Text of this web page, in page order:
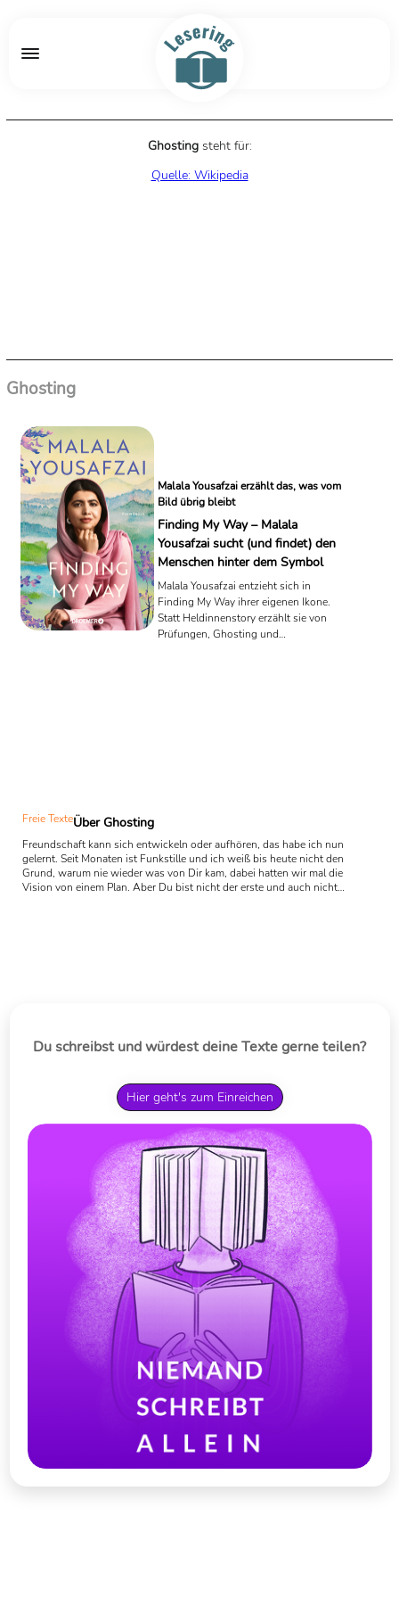
Ghostingsteht für:
Quelle: Wikipedia
Ghosting
Malala Yousafzai erzählt das, was vom
Bild übrig bleibt
Finding My Way – Malala
Yousafzai sucht (und findet) den
Menschen hinter dem Symbol
Malala Yousafzai entzieht sich in
Finding My Way ihrer eigenen Ikone.
Statt Heldinnenstory erzählt sie von
Prüfungen, Ghosting und
Freie TexteÜber Ghosting
Freundschaft kann sich entwickeln oder aufhören, das habe ich nun
gelernt. Seit Monaten ist Funkstille und ich weiß bis heute nicht den
Grund, warum nie wieder was von Dir kam, dabei hatten wir mal die
Vision von einem Plan. Aber Du bist nicht der erste und auch nicht
Du schreibst und würdest deine Texte gerne teilen?
Hier geht's zum Einreichen